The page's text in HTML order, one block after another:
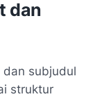
dan
dan subjudul
struktur